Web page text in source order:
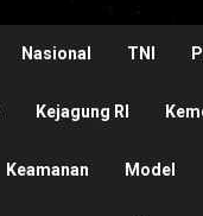
Nasional TNI
Kejagung RI
Keamanan Model